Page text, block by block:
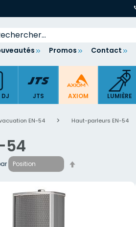
Promos Contact
DJ JTS AXIOM LUMIÈRE
EN-54 Haut-parleurs EN-54
54